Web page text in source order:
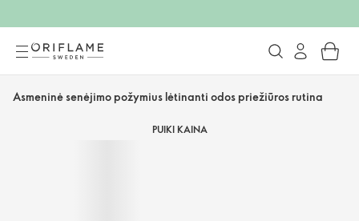
Asmeninė senėjimo požymius lėtinanti odos priežiūros rutina
PUIKI KAINA